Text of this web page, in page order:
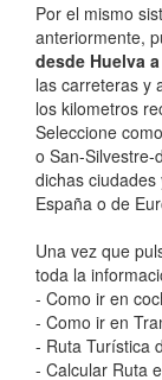
Por el mismo
anteriormente,
desde Huelva
las carreteras y
los kilometros
Seleccione
o San-
dichas
España o de
Una vez que
toda la
- Como ir en
- Como ir en
- Ruta Turística
- Calcular Ruta